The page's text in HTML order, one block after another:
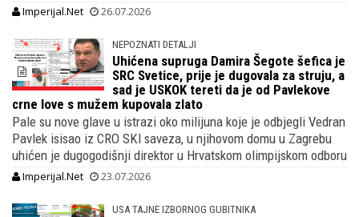
Imperijal.Net 26.07.2026
NEPOZNATI DETALJI
Uhićena supruga Damira Šegote šefica je
SRC Svetice, prije je dugovala za struju, a
sad je USKOK tereti da je od Pavlekove
crne love s mužem kupovala zlato
Pale su nove glave u istrazi oko milijuna koje je odbjegli Vedran
Pavlek isisao iz CRO SKI saveza, u njihovom domu u Zagrebu
uhićen je dugogodišnji direktor u Hrvatskom olimpijskom odboru
Imperijal.Net 23.07.2026
USA TAJNE IZBORNOG GUBITNIKA